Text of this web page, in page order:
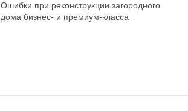
Ошибки при реконструкции загородного
дома бизнес- и премиум-класса